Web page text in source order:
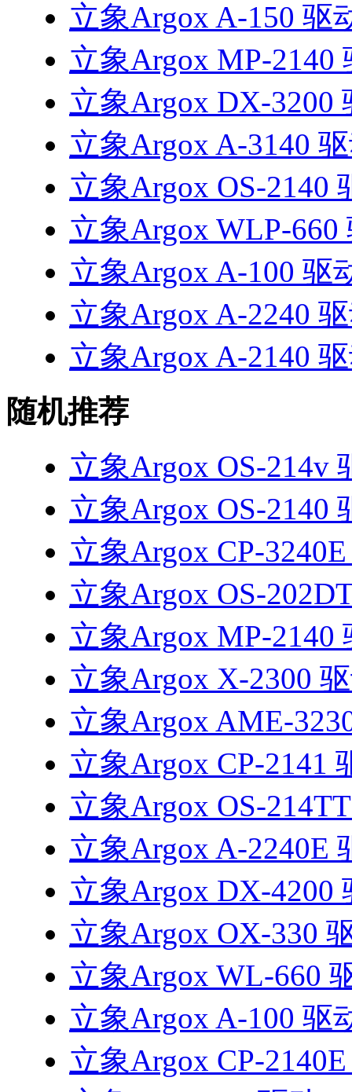
立象Argox A-150 驱
立象Argox MP-2140
立象Argox DX-3200
立象Argox A-3140
立象Argox OS-2140
立象Argox WLP-660
立象Argox A-100 驱
立象Argox A-2240
立象Argox A-2140
随机推荐
立象Argox OS-214v
立象Argox OS-2140
立象Argox CP-
立象Argox OS-
立象Argox MP-2140
立象Argox X-2300
立象Argox AME-
立象Argox CP-2141
立象Argox OS-
立象Argox A-2240E
立象Argox DX-4200
立象Argox OX-330
立象Argox WL-660
立象Argox A-100 驱
立象Argox CP-